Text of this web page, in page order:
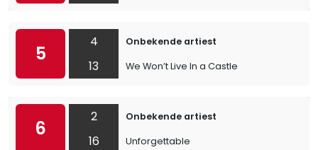
5
4
13
Onbekende artiest
We Won’t Live In a Castle
6
2
16
Onbekende artiest
Unforgettable